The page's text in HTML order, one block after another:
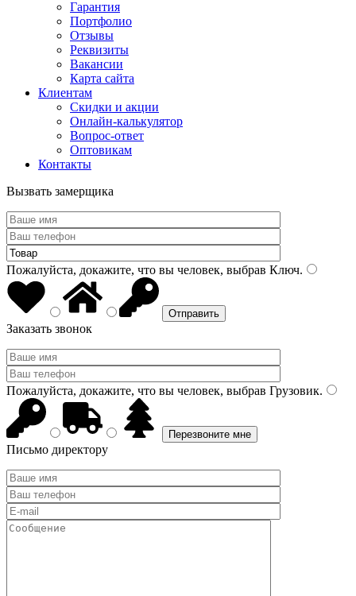
Гарантия
Портфолио
Отзывы
Реквизиты
Вакансии
Карта сайта
Клиентам
Скидки и акции
Онлайн-калькулятор
Вопрос-ответ
Оптовикам
Контакты
Вызвать замерщика
Пожалуйста, докажите, что вы человек, выбрав Ключ.
Заказать звонок
Пожалуйста, докажите, что вы человек, выбрав Грузовик.
Письмо директору